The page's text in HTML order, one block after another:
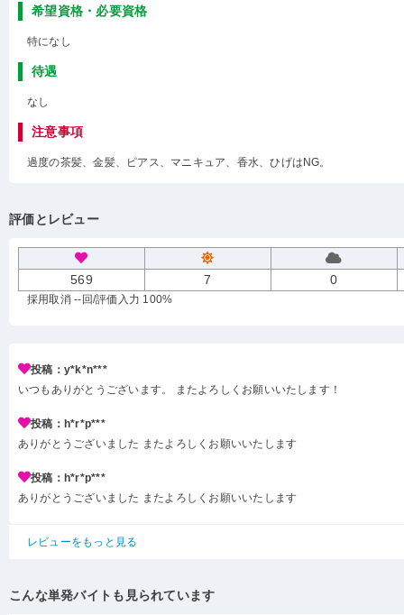
希望資格・必要資格
特になし
待遇
なし
注意事項
過度の茶髪、金髪、ピアス、マニキュア、香水、ひげはNG。
評価とレビュー
569 7 0
採用取消 --回/評価入力 100%
投稿：y*k*n***
いつもありがとうございます。 またよろしくお願いいたします！
投稿：h*r*p***
ありがとうございました またよろしくお願いいたします
投稿：h*r*p***
ありがとうございました またよろしくお願いいたします
レビューをもっと見る
こんな単発バイトも見られています